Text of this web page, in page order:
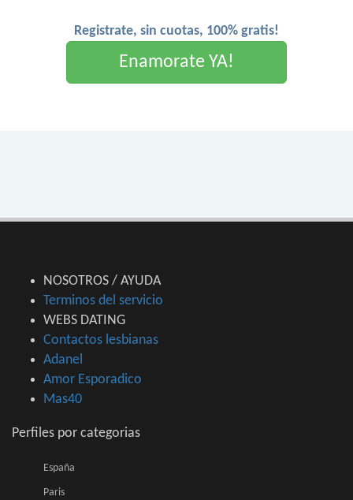
Registrate, sin cuotas, 100% gratis!
Enamorate YA!
NOSOTROS / AYUDA
Terminos del servicio
WEBS DATING
Contactos lesbianas
Adanel
Amor Esporadico
Mas40
Perfiles por categorias
España
Paris